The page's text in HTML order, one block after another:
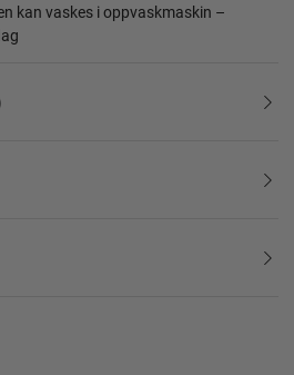
kan vaskes i oppvaskmaskin –